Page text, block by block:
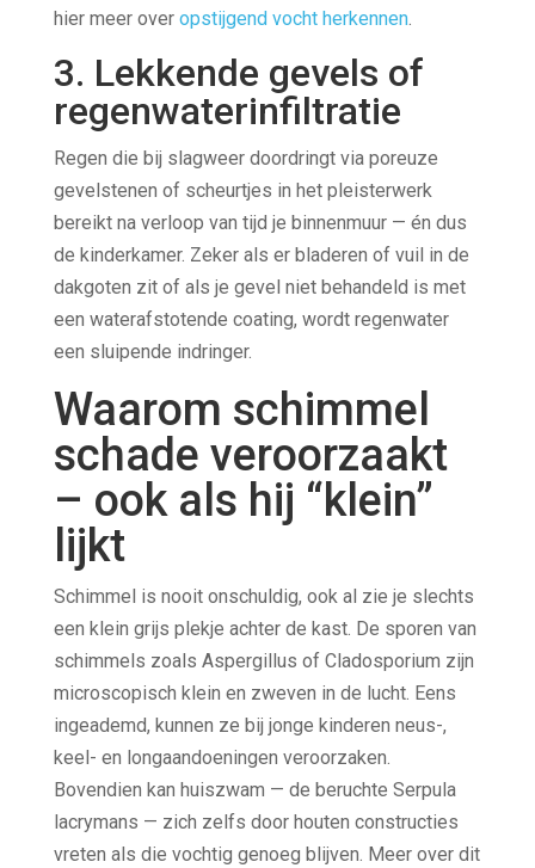
hier meer over opstijgend vocht herkennen.
3. Lekkende gevels of
regenwaterinfiltratie
Regen die bij slagweer doordringt via poreuze
gevelstenen of scheurtjes in het pleisterwerk
bereikt na verloop van tijd je binnenmuur — én dus
de kinderkamer. Zeker als er bladeren of vuil in de
dakgoten zit of als je gevel niet behandeld is met
een waterafstotende coating, wordt regenwater
een sluipende indringer.
Waarom schimmel
schade veroorzaakt
– ook als hij “klein”
lijkt
Schimmel is nooit onschuldig, ook al zie je slechts
een klein grijs plekje achter de kast. De sporen van
schimmels zoals Aspergillus of Cladosporium zijn
microscopisch klein en zweven in de lucht. Eens
ingeademd, kunnen ze bij jonge kinderen neus-,
keel- en longaandoeningen veroorzaken.
Bovendien kan huiszwam — de beruchte Serpula
lacrymans — zich zelfs door houten constructies
vreten als die vochtig genoeg blijven. Meer over dit